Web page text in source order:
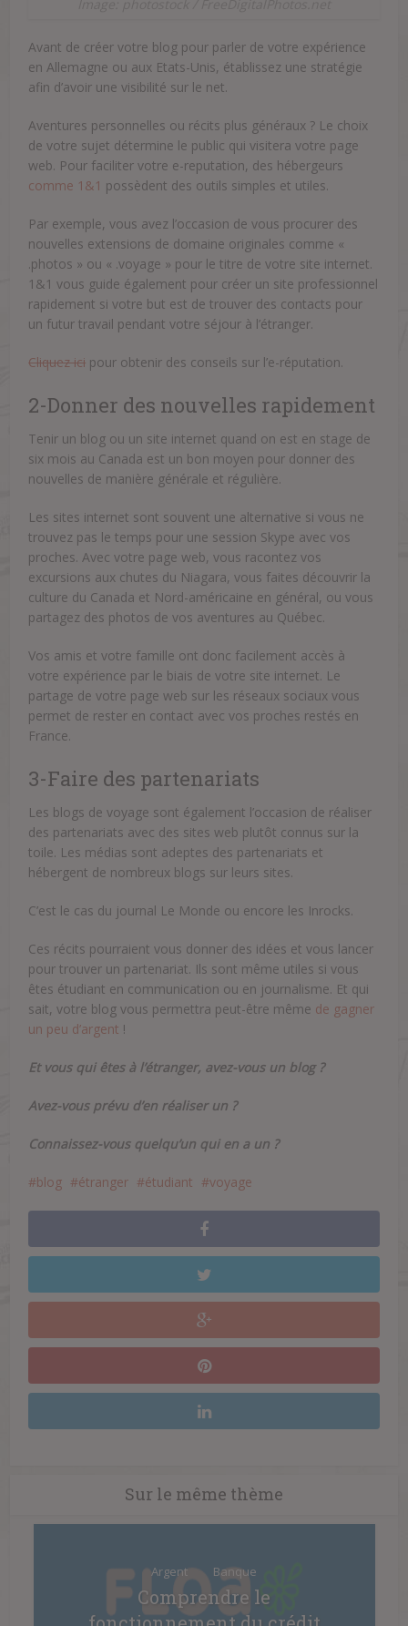
Avant de créer votre blog pour parler de votre expérience
en Allemagne ou aux Etats-Unis, établissez une stratégie
afin d’avoir une visibilité sur le net.
Aventures personnelles ou récits plus généraux ? Le choix
de votre sujet détermine le public qui visitera votre page
web. Pour faciliter votre e-reputation, des hébergeurs
comme 1&1 possèdent des outils simples et utiles.
Par exemple, vous avez l’occasion de vous procurer des
nouvelles extensions de domaine originales comme «
.photos » ou « .voyage » pour le titre de votre site internet.
1&1 vous guide également pour créer un site professionnel
rapidement si votre but est de trouver des contacts pour
un futur travail pendant votre séjour à l’étranger.
Cliquez ici pour obtenir des conseils sur l’e-réputation.
2-Donner des nouvelles rapidement
Tenir un blog ou un site internet quand on est en stage de
six mois au Canada est un bon moyen pour donner des
nouvelles de manière générale et régulière.
Les sites internet sont souvent une alternative si vous ne
trouvez pas le temps pour une session Skype avec vos
proches. Avec votre page web, vous racontez vos
excursions aux chutes du Niagara, vous faites découvrir la
culture du Canada et Nord-américaine en général, ou vous
partagez des photos de vos aventures au Québec.
Vos amis et votre famille ont donc facilement accès à
votre expérience par le biais de votre site internet. Le
partage de votre page web sur les réseaux sociaux vous
permet de rester en contact avec vos proches restés en
France.
3-Faire des partenariats
Les blogs de voyage sont également l’occasion de réaliser
des partenariats avec des sites web plutôt connus sur la
toile. Les médias sont adeptes des partenariats et
hébergent de nombreux blogs sur leurs sites.
C’est le cas du journal Le Monde ou encore les Inrocks.
Ces récits pourraient vous donner des idées et vous lancer
pour trouver un partenariat. Ils sont même utiles si vous
êtes étudiant en communication ou en journalisme. Et qui
sait, votre blog vous permettra peut-être même de gagner
un peu d’argent !
Et vous qui êtes à l’étranger, avez-vous un blog ?
Avez-vous prévu d’en réaliser un ?
Connaissez-vous quelqu’un qui en a un ?
blog étranger étudiant voyage
Sur le même thème
Argent Banque
Comprendre le